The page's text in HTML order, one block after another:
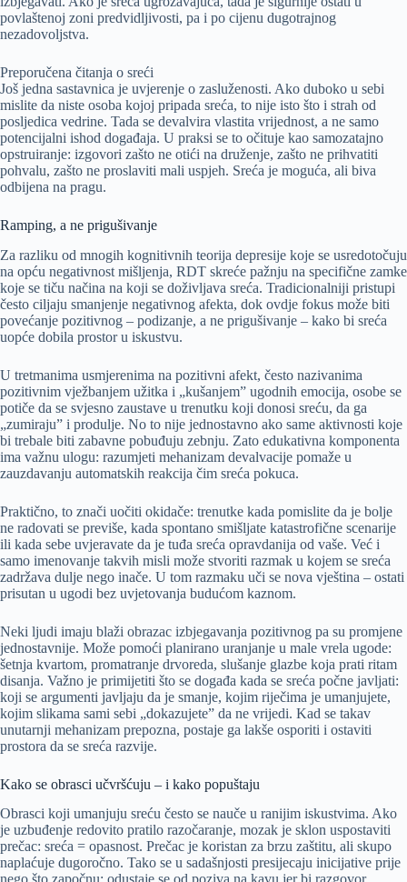
povlaštenoj zoni predvidljivosti, pa i po cijenu dugotrajnog
nezadovoljstva.
Preporučena čitanja o sreći
Još jedna sastavnica je uvjerenje o zasluženosti. Ako duboko u sebi
mislite da niste osoba kojoj pripada sreća, to nije isto što i strah od
posljedica vedrine. Tada se devalvira vlastita vrijednost, a ne samo
potencijalni ishod događaja. U praksi se to očituje kao samozatajno
opstruiranje: izgovori zašto ne otići na druženje, zašto ne prihvatiti
pohvalu, zašto ne proslaviti mali uspjeh. Sreća je moguća, ali biva
odbijena na pragu.
Ramping, a ne prigušivanje
Za razliku od mnogih kognitivnih teorija depresije koje se usredotočuju
na opću negativnost mišljenja, RDT skreće pažnju na specifične zamke
koje se tiču načina na koji se doživljava sreća. Tradicionalniji pristupi
često ciljaju smanjenje negativnog afekta, dok ovdje fokus može biti
povećanje pozitivnog – podizanje, a ne prigušivanje – kako bi sreća
uopće dobila prostor u iskustvu.
U tretmanima usmjerenima na pozitivni afekt, često nazivanima
pozitivnim vježbanjem užitka i „kušanjem” ugodnih emocija, osobe se
potiče da se svjesno zaustave u trenutku koji donosi sreću, da ga
„zumiraju” i produlje. No to nije jednostavno ako same aktivnosti koje
bi trebale biti zabavne pobuđuju zebnju. Zato edukativna komponenta
ima važnu ulogu: razumjeti mehanizam devalvacije pomaže u
zauzdavanju automatskih reakcija čim sreća pokuca.
Praktično, to znači uočiti okidače: trenutke kada pomislite da je bolje
ne radovati se previše, kada spontano smišljate katastrofične scenarije
ili kada sebe uvjeravate da je tuđa sreća opravdanija od vaše. Već i
samo imenovanje takvih misli može stvoriti razmak u kojem se sreća
zadržava dulje nego inače. U tom razmaku uči se nova vještina – ostati
prisutan u ugodi bez uvjetovanja budućom kaznom.
Neki ljudi imaju blaži obrazac izbjegavanja pozitivnog pa su promjene
jednostavnije. Može pomoći planirano uranjanje u male vrela ugode:
šetnja kvartom, promatranje drvoreda, slušanje glazbe koja prati ritam
disanja. Važno je primijetiti što se događa kada se sreća počne javljati:
koji se argumenti javljaju da je smanje, kojim riječima je umanjujete,
kojim slikama sami sebi „dokazujete” da ne vrijedi. Kad se takav
unutarnji mehanizam prepozna, postaje ga lakše osporiti i ostaviti
prostora da se sreća razvije.
Kako se obrasci učvršćuju – i kako popuštaju
Obrasci koji umanjuju sreću često se nauče u ranijim iskustvima. Ako
je uzbuđenje redovito pratilo razočaranje, mozak je sklon uspostaviti
prečac: sreća = opasnost. Prečac je koristan za brzu zaštitu, ali skupo
naplaćuje dugoročno. Tako se u sadašnjosti presijecaju inicijative prije